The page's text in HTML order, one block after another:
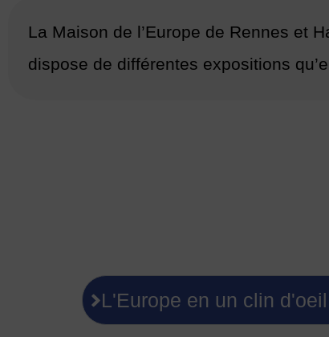
La Maison de l’Europe de Rennes et
dispose de différentes expositions
L'Europe en un clin d'oeil